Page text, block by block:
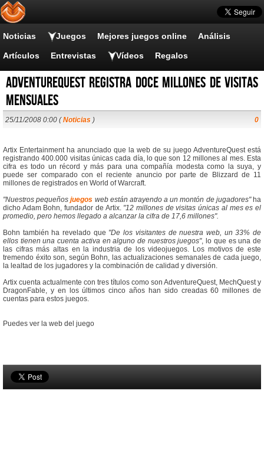
Noticias Juegos Mejores juegos online Análisis
Artículos Entrevistas Vídeos Regalos
AdventureQuest registra doce millones de visitas
mensuales
25/11/2008 0:00 (Noticias ) 0
Artix Entertainment ha anunciado que la web de su juego AdventureQuest está
registrando 400.000 visitas únicas cada día, lo que son 12 millones al mes. Esta
cifra es todo un récord y más para una compañía modesta como la suya, y
puede ser comparado con el reciente anuncio por parte de Blizzard de 11
millones de registrados en World of Warcraft.
"Nuestros pequeñosjuegos web están atrayendo a un montón de jugadores"ha
dicho Adam Bohn, fundador de Artix. "12 millones de visitas únicas al mes es el
promedio, pero hemos llegado a alcanzar la cifra de 17,6 millones".
Bohn también ha revelado que "De los visitantes de nuestra web, un 33% de
ellos tienen una cuenta activa en alguno de nuestros juegos", lo que es una de
las cifras más altas en la industria de los videojuegos. Los motivos de este
tremendo éxito son, según Bohn, las actualizaciones semanales de cada juego,
la lealtad de los jugadores y la combinación de calidad y diversión.
Artix cuenta actualmente con tres títulos como son AdventureQuest, MechQuest y
DragonFable, y en los últimos cinco años han sido creadas 60 millones de
cuentas para estos juegos.
Puedes ver la web del juego